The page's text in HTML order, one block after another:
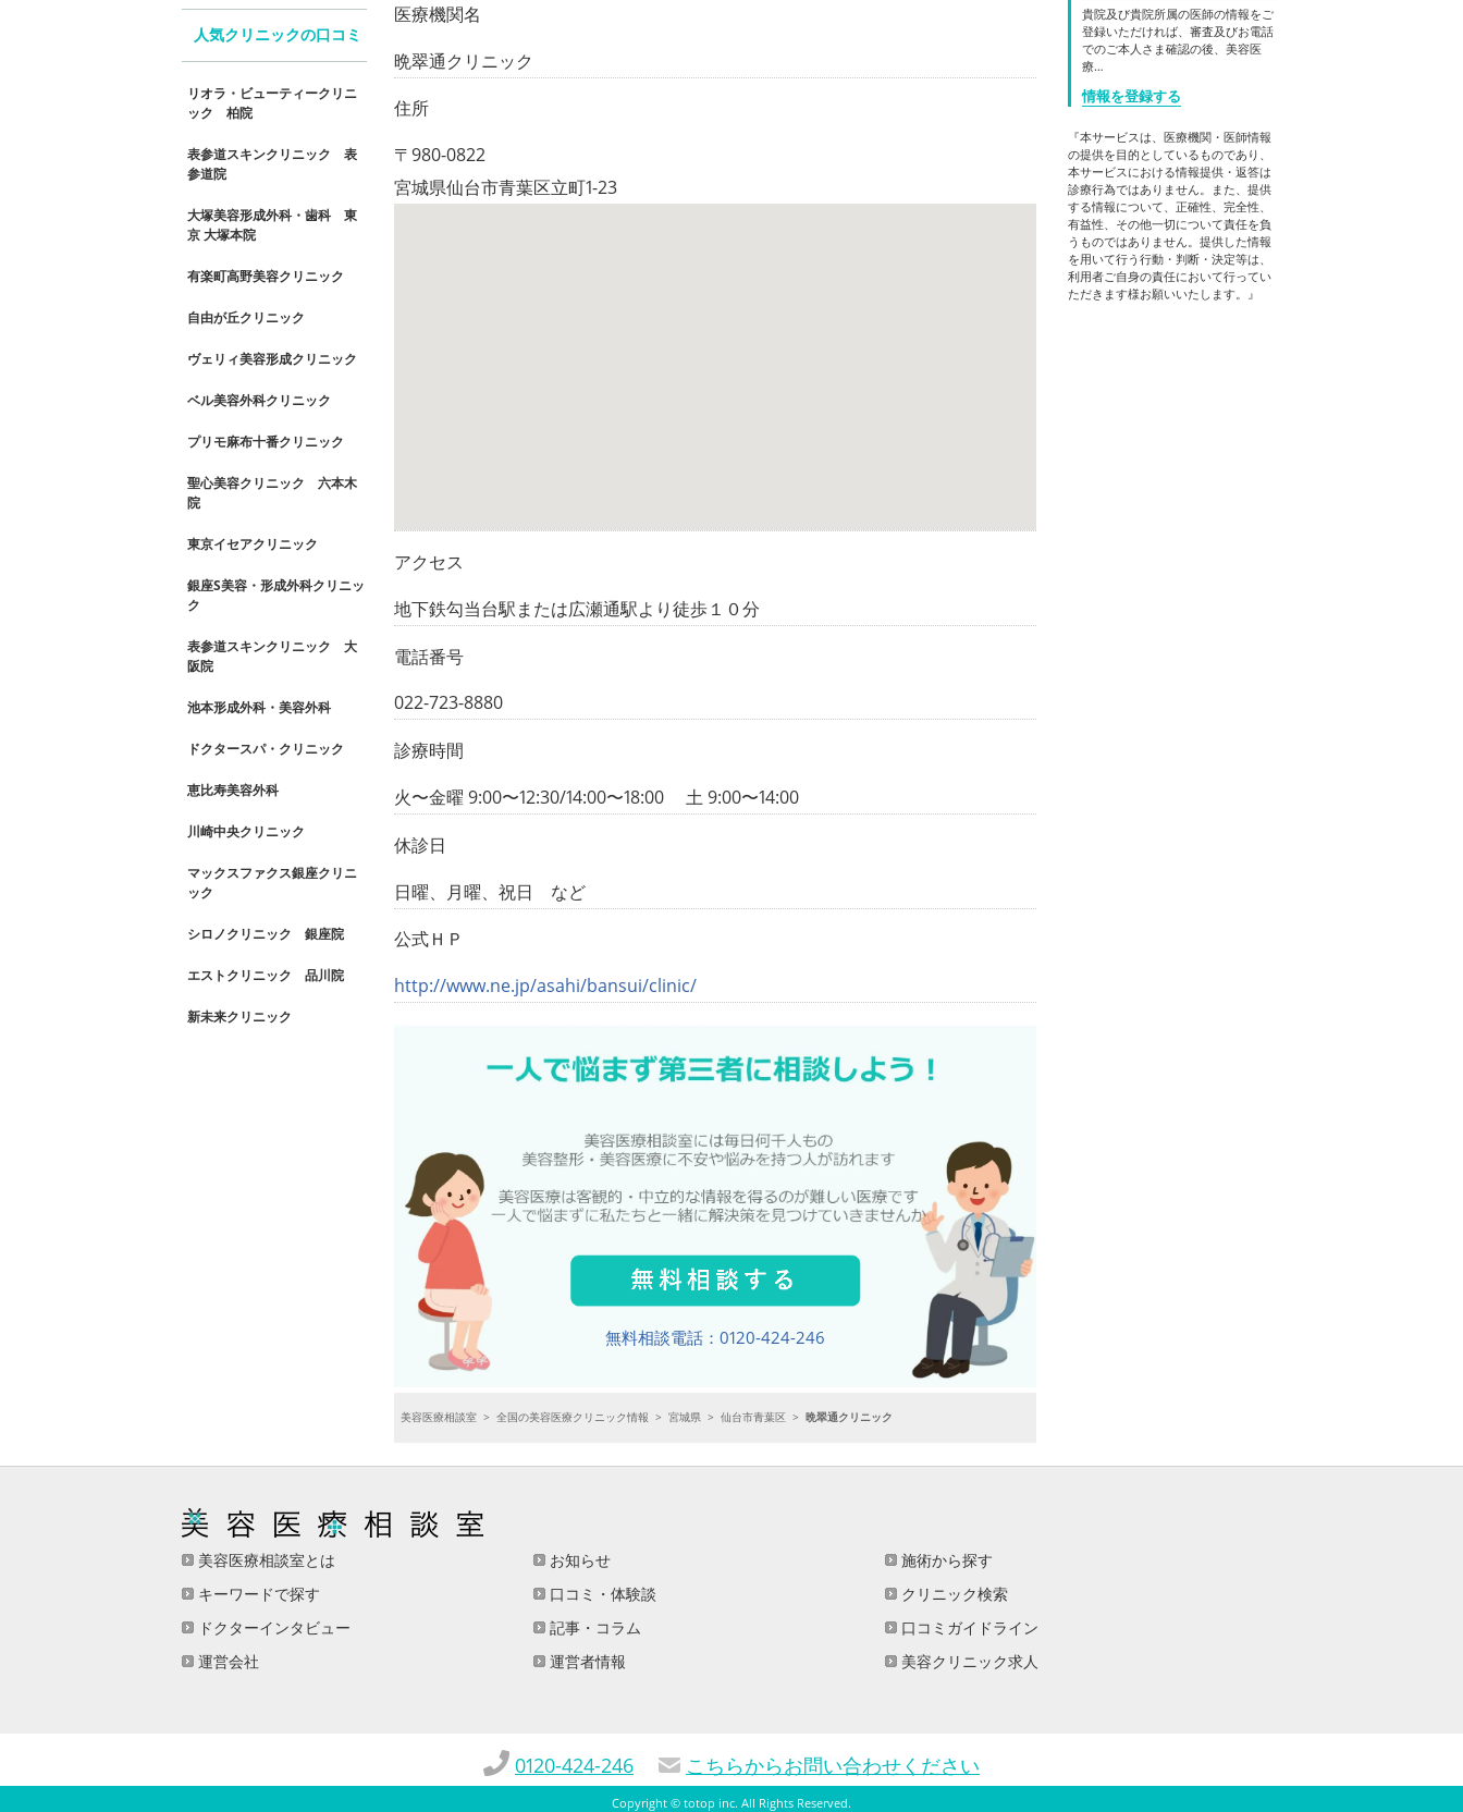
医療機関名
晩翠通クリニック
住所
〒980-0822
宮城県仙台市青葉区立町1-23
アクセス
地下鉄勾当台駅または広瀬通駅より徒歩１０分
電話番号
022-723-8880
診療時間
火〜金曜 9:00〜12:30/14:00〜18:00 土 9:00〜14:00
休診日
日曜、月曜、祝日 など
公式ＨＰ
http://www.ne.jp/asahi/bansui/clinic/
無料相談電話：0120-424-246
美容医療相談室 > 全国の美容医療クリニック情報 > 宮城県 > 仙台市青葉区 > 晩翠通クリニック
人気クリニックの口コミ
リオラ・ビューティークリニ
ック 柏院
表参道スキンクリニック 表
参道院
大塚美容形成外科・歯科 東
京 大塚本院
有楽町高野美容クリニック
自由が丘クリニック
ヴェリィ美容形成クリニック
ベル美容外科クリニック
プリモ麻布十番クリニック
聖心美容クリニック 六本木
院
東京イセアクリニック
銀座S美容・形成外科クリニッ
ク
表参道スキンクリニック 大
阪院
池本形成外科・美容外科
ドクタースパ・クリニック
恵比寿美容外科
川崎中央クリニック
マックスファクス銀座クリニ
ック
シロノクリニック 銀座院
エストクリニック 品川院
新未来クリニック
貴院及び貴院所属の医師の情報をご
登録いただければ、審査及びお電話
でのご本人さま確認の後、美容医
療…
情報を登録する
『本サービスは、医療機関・医師情報
の提供を目的としているものであり、
本サービスにおける情報提供・返答は
診療行為ではありません。また、提供
する情報について、正確性、完全性、
有益性、その他一切について責任を負
うものではありません。提供した情報
を用いて行う行動・判断・決定等は、
利用者ご自身の責任において行ってい
ただきます様お願いいたします。』
美容医療相談室とは お知らせ
施術から探す
キーワードで探す
口コミ・体験談
クリニック検索
ドクターインタビュー
記事・コラム
口コミガイドライン
運営会社
運営者情報 美容クリニック求人
0120-424-246 こちらからお問い合わせください
Copyright © totop inc. All Rights Reserved.